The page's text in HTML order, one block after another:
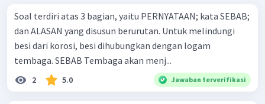
Soal terdiri atas 3 bagian, yaitu PERNYATAAN; kata SEBAB;
dan ALASAN yang disusun berurutan. Untuk melindungi
besi dari korosi, besi dihubungkan dengan logam
tembaga. SEBAB Tembaga akan menj...
2 5.0 Jawaban terverifikasi